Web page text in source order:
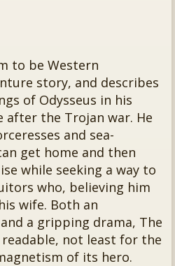
to be Western
story, and describes
of Odysseus in his
the Trojan war. He
and sea-
get home and then
while seeking a way to
who, believing him
wife. Both an
a gripping drama, The
not least for the
of its hero.